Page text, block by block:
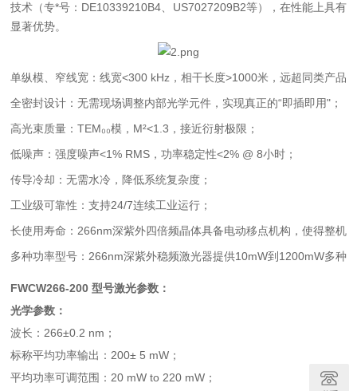
技术（专*号：DE10339210B4、US7027209B2等），在性能上具有
显著优势。
单纵模、窄线宽 ：线宽<300 kHz，相干长度>1000米，远超同类产品
全密封设计 ：无需现场调整内部光学元件，实现真正的“即插即用"；
高光束质量 ：TEM₀₀模，M²<1.3，接近衍射极限；
低噪声 ：强度噪声<1% RMS，功率稳定性<2% @ 8小时；
传导冷却 ：无需水冷，降低系统复杂度；
工业级可靠性 ：支持24/7连续工业运行；
长使用寿命 ：266nm深紫外四倍频晶体具备电动移点机构，使得整机
多种功率型号 ：266nm深紫外稳频激光器提供10mW到1200mW多种
FWCW266-200 型号激光参数：
光学参数：
波长：266±0.2 nm；
标称平均功率输出：200± 5 mW；
平均功率可调范围：20 mW to 220 mW；